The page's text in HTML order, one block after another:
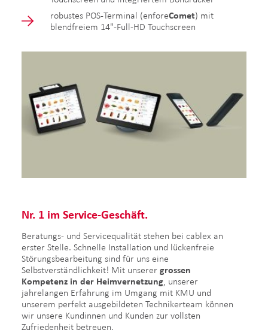
robustes POS-Terminal (enforeComet) mit
blendfreiem 14"-Full-HD Touchscreen
Nr. 1 im Service-Geschäft.
Beratungs- und Servicequalität stehen bei cablex an
erster Stelle. Schnelle Installation und lückenfreie
Störungsbearbeitung sind für uns eine
Selbstverständlichkeit! Mit unserer grossen
Kompetenz in der Heimvernetzung , unserer
jahrelangen Erfahrung im Umgang mit KMU und
unserem perfekt ausgebildeten Technikerteam können
wir unsere Kundinnen und Kunden zur vollsten
Zufriedenheit betreuen.